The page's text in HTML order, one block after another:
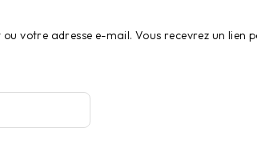
votre adresse e-mail. Vous recevrez un